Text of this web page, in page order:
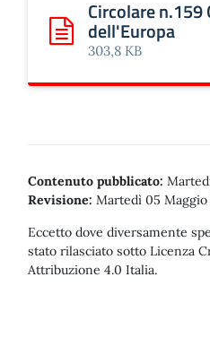
Scarica: Circolare n.159
Circolare n.159
dell'Europa
303,8 KB
Contenuto pubblicato:
Revisione: Martedì 05 Maggio
Eccetto dove diversamente
stato rilasciato sotto Licenza
Attribuzione 4.0 Italia.